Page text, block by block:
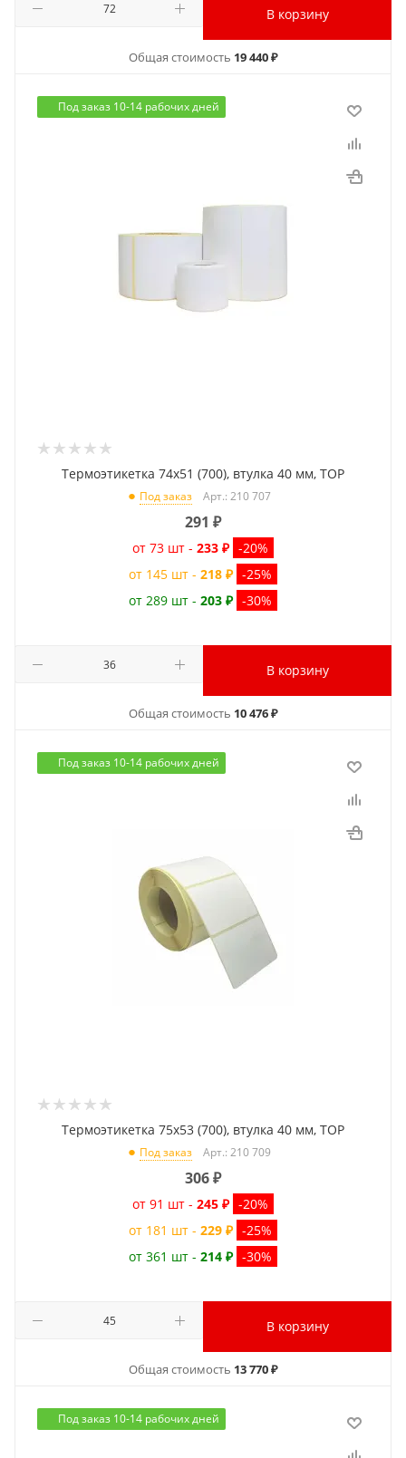
В корзину
Общая стоимость 19 440 ₽
Под заказ 10-14 рабочих дней
Термоэтикетка 74x51 (700), втулка 40 мм, TOP
Под заказ Арт.: 210 707
291 ₽
от 73 шт - 233 ₽ -20%
от 145 шт - 218 ₽ -25%
от 289 шт - 203 ₽ -30%
В корзину
Общая стоимость 10 476 ₽
Под заказ 10-14 рабочих дней
Термоэтикетка 75x53 (700), втулка 40 мм, TOP
Под заказ Арт.: 210 709
306₽
от 91 шт - 245 ₽ -20%
от 181 шт - 229 ₽ -25%
от 361 шт - 214 ₽ -30%
В корзину
Общая стоимость 13 770 ₽
Под заказ 10-14 рабочих дней